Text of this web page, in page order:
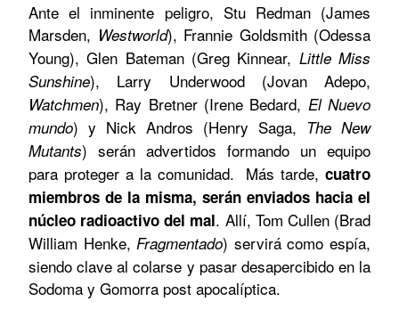
Ante el inminente peligro, Stu Redman (James
Marsden, Westworld), Frannie Goldsmith (Odessa
Young), Glen Bateman (Greg Kinnear, Little Miss
Sunshine), Larry Underwood (Jovan Adepo,
Watchmen), Ray Bretner (Irene Bedard, El Nuevo
mundo) y Nick Andros (Henry Saga, The New
Mutants) serán advertidos formando un equipo
para proteger a la comunidad. Más tarde, cuatro
miembros de la misma, serán enviados hacia el
núcleo radioactivo del mal. Allí, Tom Cullen (Brad
William Henke,Fragmentado) servirá como espía,
siendo clave al colarse y pasar desapercibido en la
Sodoma y Gomorra post apocalíptica.